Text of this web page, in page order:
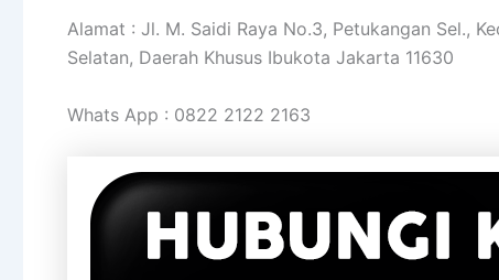
Alamat : Jl. M. Saidi Raya No.3, Petukangan Sel.,
Selatan, Daerah Khusus Ibukota Jakarta 11630
Whats App : 0822 2122 2163